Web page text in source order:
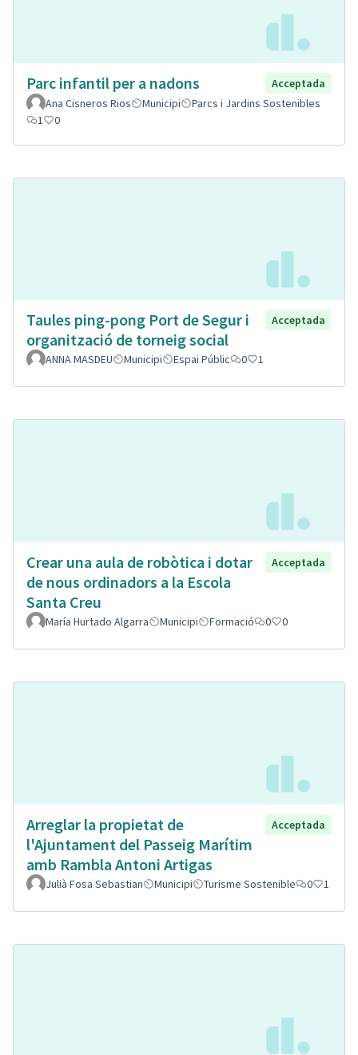
Parc infantil per a nadons
Acceptada
Ana Cisneros Rios
Municipi
Parcs i Jardins Sostenibles
1
0
Taules ping-pong Port de Segur i
organització de torneig social
Acceptada
ANNA MASDEU Municipi Espai Públic 0 1
Crear una aula de robòtica i dotar
de nous ordinadors a la Escola
Santa Creu
Acceptada
María Hurtado Algarra Municipi Formació 0 0
Arreglar la propietat de
l'Ajuntament del Passeig Marítim
amb Rambla Antoni Artigas
Acceptada
Julià Fosa Sebastian Municipi Turisme Sostenible 0 1